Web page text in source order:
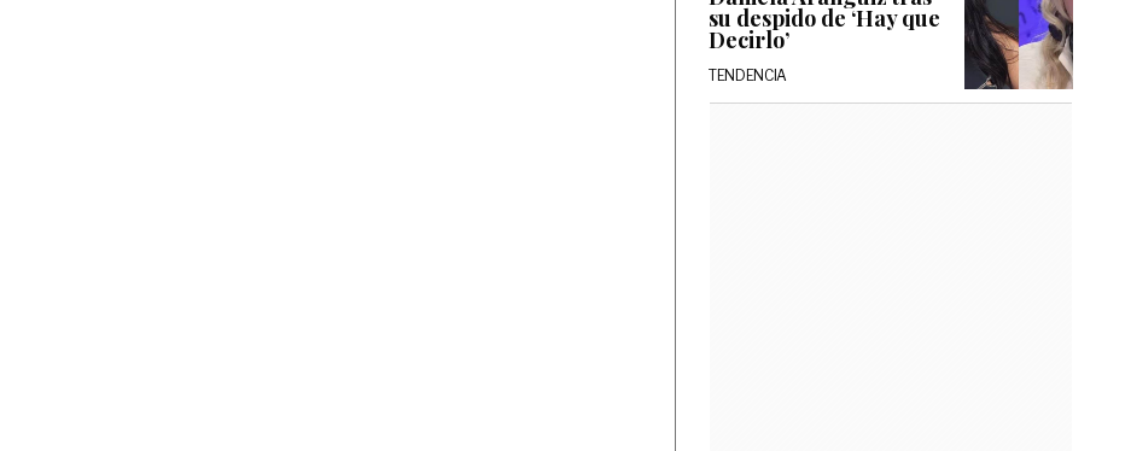
su despido de ‘Hay que
Decirlo’
TENDENCIA